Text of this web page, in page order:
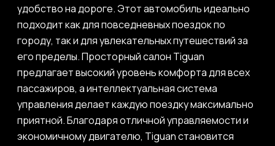
удобство на дороге. Этот автомобиль идеально
подходит как для повседневных поездок по
городу, так и для увлекательных путешествий за
его пределы. Просторный салон Tiguan
предлагает высокий уровень комфорта для всех
пассажиров, а интеллектуальная система
управления делает каждую поездку максимально
приятной. Благодаря отличной управляемости и
экономичному двигателю, Tiguan становится